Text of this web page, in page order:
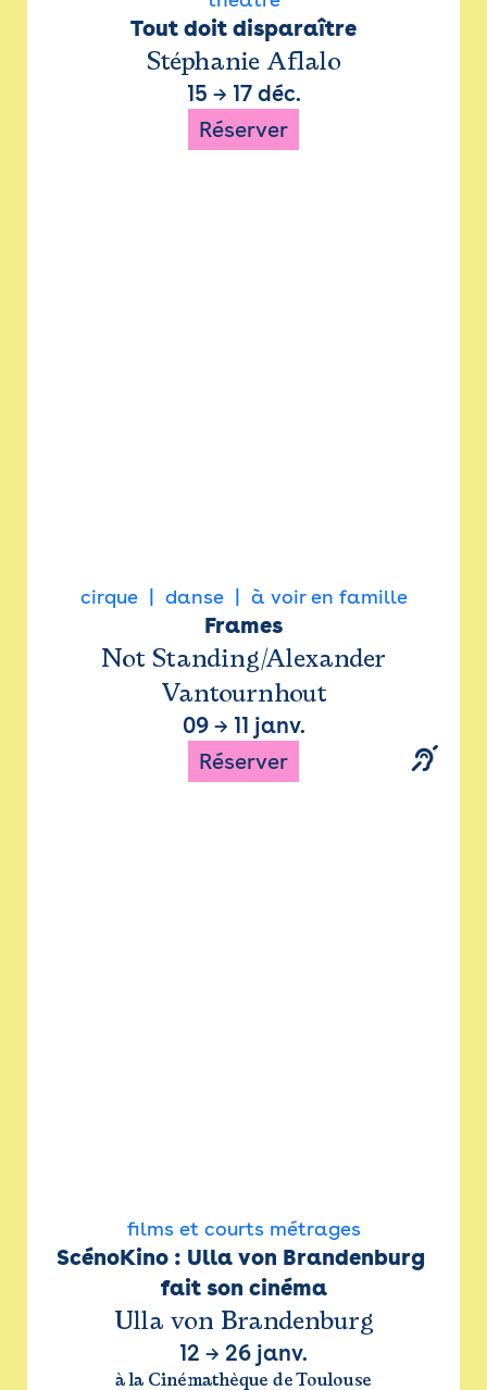
Tout doit disparaître
Stéphanie Aflalo
15 → 17 déc.
Réserver
cirque danse à voir en famille
Frames
Not Standing/Alexander
Vantournhout
09→ 11 janv.
Réserver
films et courts métrages
ScénoKino : Ulla von Brandenburg
fait son cinéma
Ulla von Brandenburg
12 → 26 janv.
à la Cinémathèque de Toulouse